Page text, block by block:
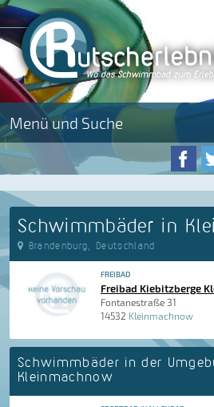
Menü und Suche
Schwimmbäder in
Brandenburg, Deutschland
FREIBAD
Freibad Kiebitzberge
Fontanestraße 31
14532 Kleinmachnow
Schwimmbäder in der
Kleinmachnow